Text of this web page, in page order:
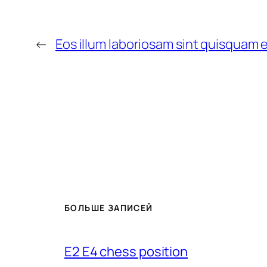
← Eos illum laboriosam sint quisquam
БОЛЬШЕ ЗАПИСЕЙ
E2 E4 chess position